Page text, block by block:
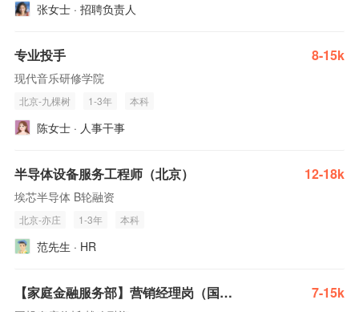
张女士 · 招聘负责人
专业投手 8-15k
现代音乐研修学院
北京-九棵树 1-3年 本科
陈女士 · 人事干事
半导体设备服务工程师（北京） 12-18k
埃芯半导体 B轮融资
北京-亦庄 1-3年 本科
范先生 · HR
【家庭金融服务部】营销经理岗（国投人力） 7-15k